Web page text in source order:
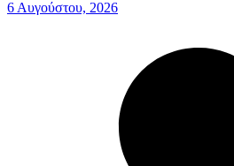
6 Αυγούστου, 2026